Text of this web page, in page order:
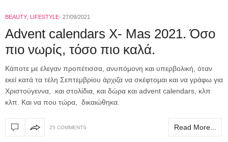
BEAUTY, LIFESTYLE 27/09/2021
Advent calendars X- Mas 2021. Όσο
πιο νωρίς, τόσο πιο καλά.
Κάποτε με έλεγαν προπέτισσα, ανυπόμονη και υπερβολική, όταν
εκεί κατά τα τέλη Σεπτεμβρίου άρχιζα να σκέφτομαι και να γράφω για
Χριστούγεννα, και στολίδια, και δώρα και advent calendars, κλπ
κλπ. Και να που τώρα, δικαιώθηκα.
25 COMMENTS Read More...